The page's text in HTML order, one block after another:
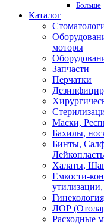
Больше
Каталог
моторы
Запчасти
Перчатки
Маски,
Бахилы,
Бинты,
Халаты,
Емкости-
ЛОР
Расходные